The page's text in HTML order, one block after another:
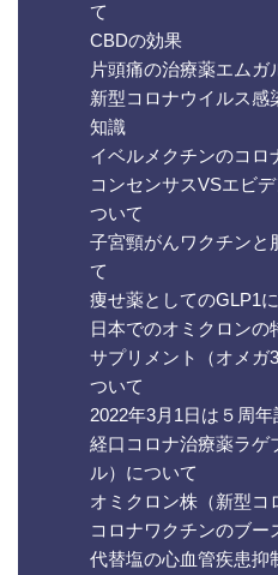
て
CBDの効果
片頭痛の治療薬エムガ
新型コロナウイルス感
知識
イベルメクチンのコロ
コンセンサスVSエビ
ついて
子宮頸がんワクチンと
て
痩せ薬としてのGLP1
日本でのオミクロンの
サプリメント（オメガ
ついて
2022年3月1日は５周年
経口コロナ治療薬ラゲ
ル）について
オミクロン株（新型コ
コロナワクチンのブー
代替塩の心血管疾患抑